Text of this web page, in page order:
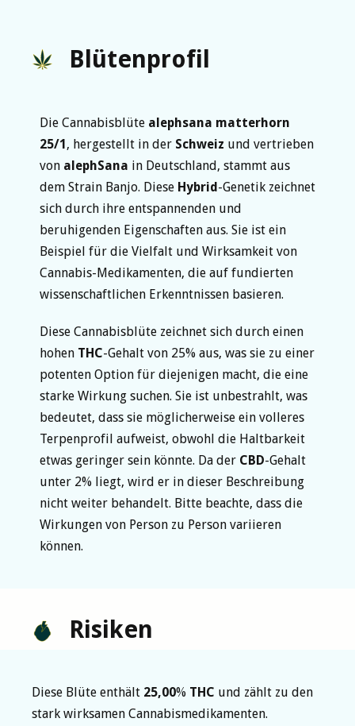
Blütenprofil
Die Cannabisblüte alephsana matterhorn
25/1, hergestellt in der Schweiz und vertrieben
von alephSana in Deutschland, stammt aus
dem Strain Banjo. Diese Hybrid-Genetik zeichnet
sich durch ihre entspannenden und
beruhigenden Eigenschaften aus. Sie ist ein
Beispiel für die Vielfalt und Wirksamkeit von
Cannabis-Medikamenten, die auf fundierten
wissenschaftlichen Erkenntnissen basieren.
Diese Cannabisblüte zeichnet sich durch einen
hohen THC-Gehalt von 25% aus, was sie zu einer
potenten Option für diejenigen macht, die eine
starke Wirkung suchen. Sie ist unbestrahlt, was
bedeutet, dass sie möglicherweise ein volleres
Terpenprofil aufweist, obwohl die Haltbarkeit
etwas geringer sein könnte. Da der CBD-Gehalt
unter 2% liegt, wird er in dieser Beschreibung
nicht weiter behandelt. Bitte beachte, dass die
Wirkungen von Person zu Person variieren
können.
Risiken
Diese Blüte enthält 25,00% THC und zählt zu den
stark wirksamen Cannabismedikamenten.